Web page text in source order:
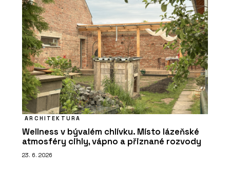
ARCHITEKTURA
Wellness v bývalém chlívku. Místo lázeňské
atmosféry cihly, vápno a přiznané rozvody
23. 6. 2026